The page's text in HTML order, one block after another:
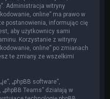
Administracja witryny
online” ma prawo w
postanowienia, informując cię
aby użytkownicy sami
Korzystanie z witryny
online” po zmianach
te zmiany ze wszelkimi
„phpBB software”,
„phpBB Teams” działają w